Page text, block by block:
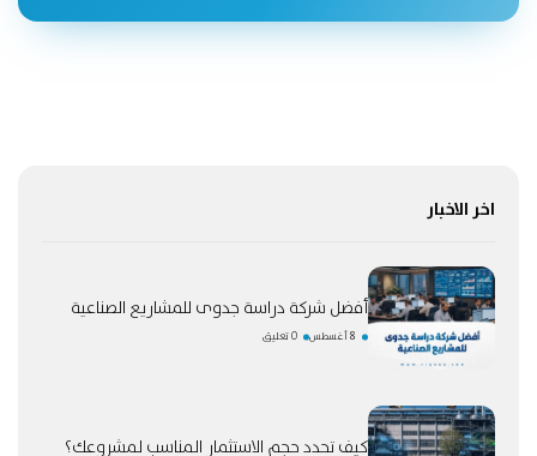
اخر الاخبار
أفضل شركة دراسة جدوى للمشاريع الصناعية
8 أغسطس 0 تعليق
كيف تحدد حجم الاستثمار المناسب لمشروعك؟